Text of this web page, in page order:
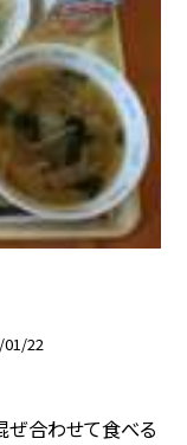
01/22
ぜ合わせて食べる